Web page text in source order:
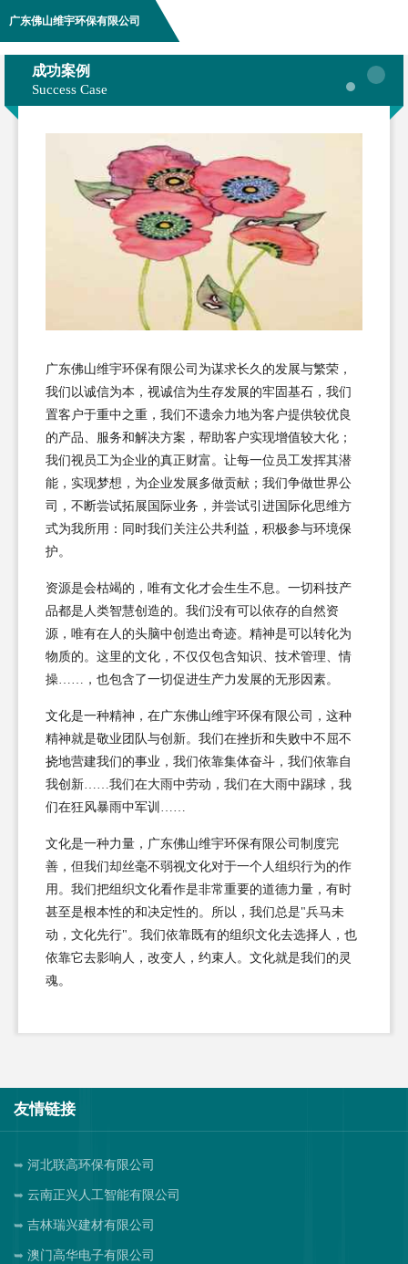
广东佛山维宇环保有限公司
成功案例
Success Case
广东佛山维宇环保有限公司为谋求长久的发展与繁荣，
我们以诚信为本，视诚信为生存发展的牢固基石，我们
置客户于重中之重，我们不遗余力地为客户提供较优良
的产品、服务和解决方案，帮助客户实现增值较大化；
我们视员工为企业的真正财富。让每一位员工发挥其潜
能，实现梦想，为企业发展多做贡献；我们争做世界公
司，不断尝试拓展国际业务，并尝试引进国际化思维方
式为我所用：同时我们关注公共利益，积极参与环境保
护。
资源是会枯竭的，唯有文化才会生生不息。一切科技产
品都是人类智慧创造的。我们没有可以依存的自然资
源，唯有在人的头脑中创造出奇迹。精神是可以转化为
物质的。这里的文化，不仅仅包含知识、技术管理、情
操……，也包含了一切促进生产力发展的无形因素。
文化是一种精神，在广东佛山维宇环保有限公司，这种
精神就是敬业团队与创新。我们在挫折和失败中不屈不
挠地营建我们的事业，我们依靠集体奋斗，我们依靠自
我创新……我们在大雨中劳动，我们在大雨中踢球，我
们在狂风暴雨中军训……
文化是一种力量，广东佛山维宇环保有限公司制度完
善，但我们却丝毫不弱视文化对于一个人组织行为的作
用。我们把组织文化看作是非常重要的道德力量，有时
甚至是根本性的和决定性的。所以，我们总是"兵马未
动，文化先行"。我们依靠既有的组织文化去选择人，也
依靠它去影响人，改变人，约束人。文化就是我们的灵
魂。
友情链接
河北联高环保有限公司
云南正兴人工智能有限公司
吉林瑞兴建材有限公司
澳门高华电子有限公司